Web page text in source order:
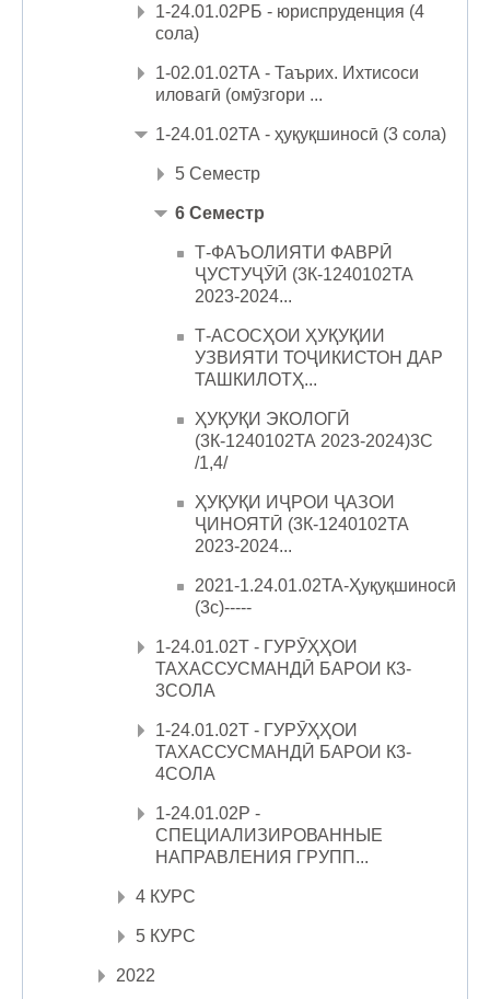
1-24.01.02РБ - юриспруденция (4
сола)
1-02.01.02ТА - Таърих. Ихтисоси
иловагӣ (омӯзгори ...
1-24.01.02ТА - ҳуқуқшиносӣ (3 сола)
5 Семестр
6 Семестр
Т-ФАЪОЛИЯТИ ФАВРӢ
ҶУСТУҶӮӢ (3К-1240102ТА
2023-2024...
Т-АСОСҲОИ ҲУҚУҚИИ
УЗВИЯТИ ТОҶИКИСТОН ДАР
ТАШКИЛОТҲ...
ҲУҚУҚИ ЭКОЛОГӢ
(3К-1240102ТА 2023-2024)3С
/1,4/
ҲУҚУҚИ ИҶРОИ ҶАЗОИ
ҶИНОЯТӢ (3К-1240102ТА
2023-2024...
2021-1.24.01.02ТА-Ҳуқуқшиносӣ
(3с)-----
1-24.01.02Т - ГУРӮҲҲОИ
ТАХАССУСМАНДӢ БАРОИ К3-
3СОЛА
1-24.01.02Т - ГУРӮҲҲОИ
ТАХАССУСМАНДӢ БАРОИ К3-
4СОЛА
1-24.01.02Р -
СПЕЦИАЛИЗИРОВАННЫЕ
НАПРАВЛЕНИЯ ГРУПП...
4 КУРС
5 КУРС
2022